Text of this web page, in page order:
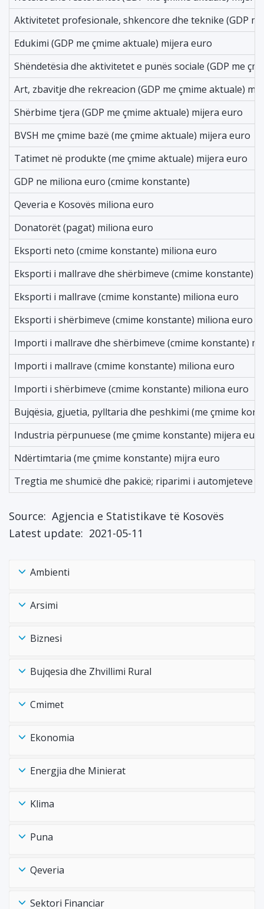
Aktivitetet profesionale, shkencore dhe teknike (GDP
Edukimi (GDP me çmime aktuale) mijera euro
Shëndetësia dhe aktivitetet e punës sociale (GDP me
Art, zbavitje dhe rekreacion (GDP me çmime aktuale)
Shërbime tjera (GDP me çmime aktuale) mijera euro
BVSH me çmime bazë (me çmime aktuale) mijera euro
Tatimet në produkte (me çmime aktuale) mijera euro
GDP ne miliona euro (cmime konstante)
Qeveria e Kosovës miliona euro
Donatorët (pagat) miliona euro
Eksporti neto (cmime konstante) miliona euro
Eksporti i mallrave dhe shërbimeve (cmime konstante)
Eksporti i mallrave (cmime konstante) miliona euro
Eksporti i shërbimeve (cmime konstante) miliona euro
Importi i mallrave dhe shërbimeve (cmime konstante)
Importi i mallrave (cmime konstante) miliona euro
Importi i shërbimeve (cmime konstante) miliona euro
Bujqësia, gjuetia, pylltaria dhe peshkimi (me çmime
Industria përpunuese (me çmime konstante) mijera euro
Ndërtimtaria (me çmime konstante) mijra euro
Tregtia me shumicë dhe pakicë; riparimi i automjeteve
Source: Agjencia e Statistikave të Kosovës
Latest update: 2021-05-11
Ambienti
Arsimi
Biznesi
Bujqesia dhe Zhvillimi Rural
Cmimet
Ekonomia
Energjia dhe Minierat
Klima
Puna
Qeveria
Sektori Financiar